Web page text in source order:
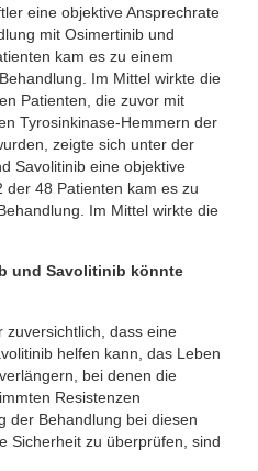
eine objektive Ansprechrate
mit Osimertinib und
kam es zu einem
Im Mittel wirkte die
Patienten, die zuvor mit
Tyrosinkinase-Hemmern der
zeigte sich unter der
Savolitinib eine objektive
der 48 Patienten kam es zu
Im Mittel wirkte die
und Savolitinib könnte
zuversichtlich, dass eine
helfen kann, das Leben
bei denen die
Resistenzen
der Behandlung bei diesen
Sicherheit zu überprüfen, sind